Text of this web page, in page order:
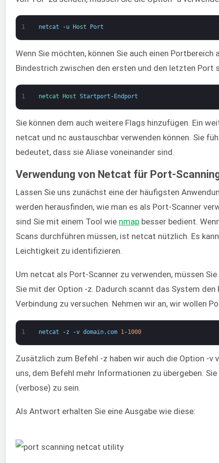
1 netcat -u Host Port
Wenn Sie möchten, können Sie auch einen Portbereich
Bindestrich zwischen den ersten und den letzten Port
1 netcat Host Startport -Endport
Sie können dem auch weitere Flags hinzufügen. Ein
netcat und nc austauschbar verwenden können. Sie
bedeutet, dass sie Aliase voneinander sind.
Verwendung von Netcat für Port-
Lassen Sie uns zunächst eine der häufigsten
werden herausfinden, wie man es als Port-Scanner
sind Sie mit einem Tool wie nmap besser bedient.
Scans durchführen müssen, ist netcat nützlich. Es
Leichtigkeit zu identifizieren.
Um netcat als Port-Scanner zu verwenden, müssen
Sie mit der Option -z. Dadurch scannt das System
Verbindung zu versuchen. Nehmen wir an, wir wollen
1 netcat -z -v domain. com 1-1000
Zusätzlich zum Befehl -z haben wir auch die Option -
uns, dem Befehl mehr Informationen zu übergeben.
(verbose) zu sein.
Als Antwort erhalten Sie eine Ausgabe wie diese: